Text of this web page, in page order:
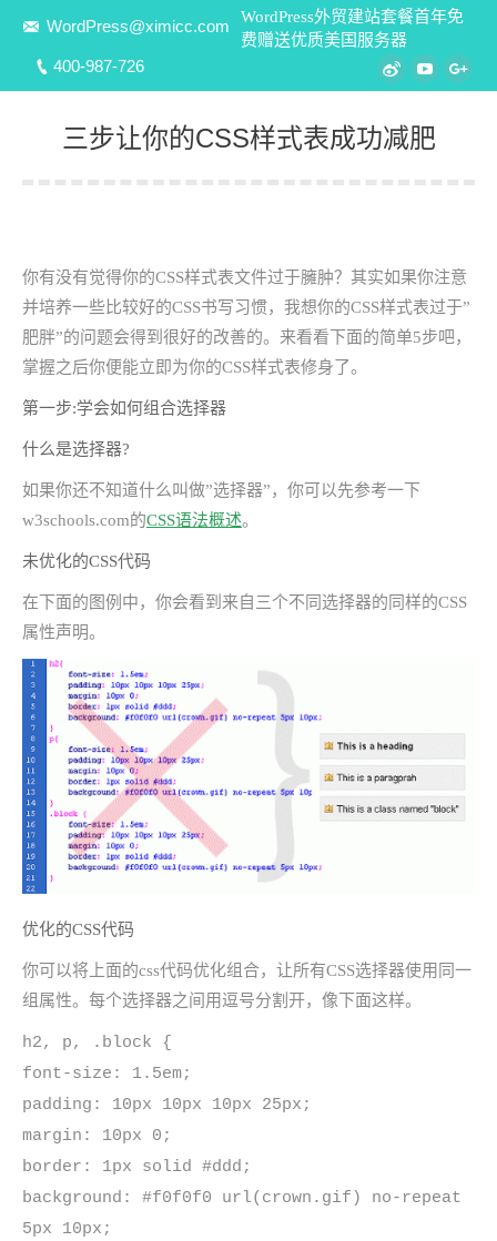
WordPress@ximicc.com
400-987-726
WordPress外贸建站套餐首年免
费赠送优质美国服务器
WeiboYouTube
三步让你的CSS样式表成功减肥
你有没有觉得你的CSS样式表文件过于臃肿？其实如果你注意
并培养一些比较好的CSS书写习惯，我想你的CSS样式表过于”
肥胖”的问题会得到很好的改善的。来看看下面的简单5步吧，
掌握之后你便能立即为你的CSS样式表修身了。
第一步:学会如何组合选择器
什么是选择器?
如果你还不知道什么叫做”选择器”，你可以先参考一下
w3schools.com的CSS语法概述。
未优化的CSS代码
在下面的图例中，你会看到来自三个不同选择器的同样的CSS
属性声明。
优化的CSS代码
你可以将上面的css代码优化组合，让所有CSS选择器使用同一
组属性。每个选择器之间用逗号分割开，像下面这样。
h2, p, .block {
font-size: 1.5em;
padding: 10px 10px 10px 25px;
margin: 10px 0;
border: 1px solid #ddd;
background: #f0f0f0 url(crown.gif) no-repeat
5px 10px;